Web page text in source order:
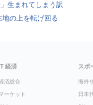
」生まれてしまう訳
地の上を転げ回る
IT 経済
済総合
ーケット
スポ
海外
日本